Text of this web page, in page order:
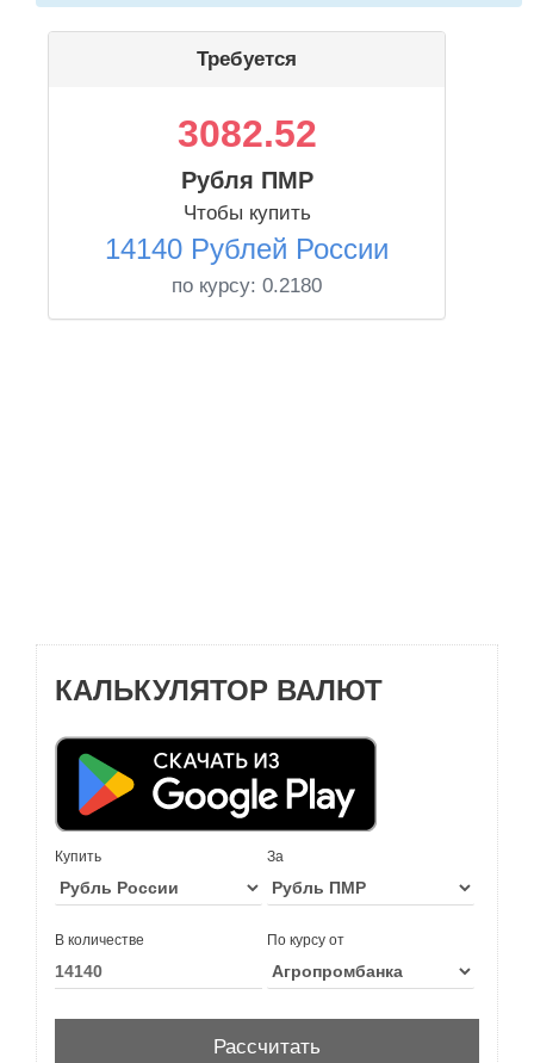
Требуется
3082.52
Рубля ПМР
Чтобы купить
14140 Рублей России
по курсу: 0.2180
КАЛЬКУЛЯТОР ВАЛЮТ
Купить За
В количестве По курсу от